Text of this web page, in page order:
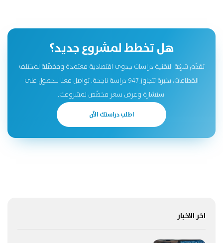
هل تخطط لمشروع جديد؟
تقدّم شركة التقنية دراسات جدوى اقتصادية معتمدة ومفصّلة لمختلف
القطاعات، بخبرة تتجاوز 947 دراسة ناجحة. تواصل معنا للحصول على
استشارة وعرض سعر مخصّص لمشروعك.
اطلب دراستك الآن
اخر الاخبار